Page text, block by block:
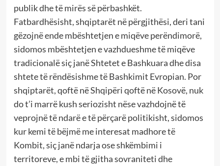
publik dhe të mirës së përbashkët.
Fatbardhësisht, shqiptarët në përgjithësi, deri tani
gëzojnë ende mbështetjen e miqëve perëndimorë,
sidomos mbështetjen e vazhdueshme të miqëve
tradicionalë siç janë Shtetet e Bashkuara dhe disa
shtete të rëndësishme të Bashkimit Evropian. Por
shqiptarët, qoftë në Shqipëri qoftë në Kosovë, nuk
do t’i marrë kush seriozisht nëse vazhdojnë të
veprojnë të ndarë e të përçarë politikisht, sidomos
kur kemi të bëjmë me interesat madhore të
Kombit, siç janë ndarja ose shkëmbimi i
territoreve, e mbi të gjitha sovraniteti dhe